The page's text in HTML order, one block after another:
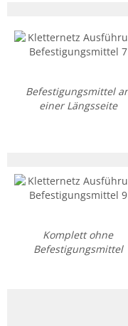
Befestigungsmittel
einer Längsseite
Komplett ohne
Befestigungsmittel